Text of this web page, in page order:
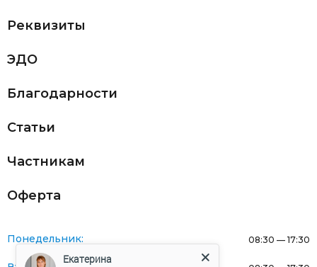
Реквизиты
ЭДО
Благодарности
Статьи
Частникам
Оферта
Понедельник: 08:30 — 17:30
Екатерина